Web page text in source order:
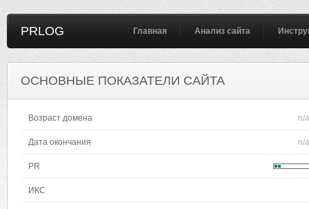
PRLOG Главная Анализ сайта
ОСНОВНЫЕ ПОКАЗАТЕЛИ САЙТА
Возраст домена n/a
Дата окончания n/a
PR
ИКС